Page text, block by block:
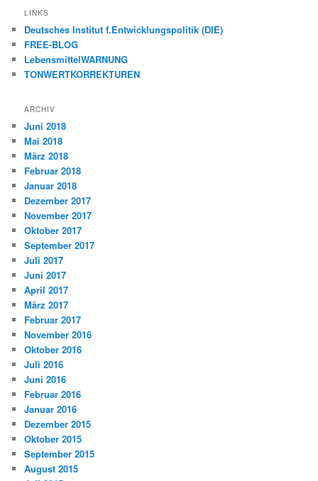
LINKS
Deutsches Institut f.Entwicklungspolitik (DIE)
FREE-BLOG
LebensmittelWARNUNG
TONWERTKORREKTUREN
ARCHIV
Juni 2018
Mai 2018
März 2018
Februar 2018
Januar 2018
Dezember 2017
November 2017
Oktober 2017
September 2017
Juli 2017
Juni 2017
April 2017
März 2017
Februar 2017
November 2016
Oktober 2016
Juli 2016
Juni 2016
Februar 2016
Januar 2016
Dezember 2015
Oktober 2015
September 2015
August 2015